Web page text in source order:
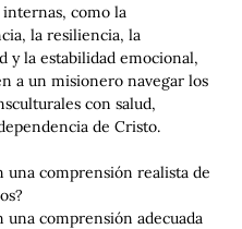
internas, como la
la resiliencia, la
y la estabilidad emocional,
a un misionero navegar los
con salud,
de Cristo.
una comprensión realista de
una comprensión adecuada